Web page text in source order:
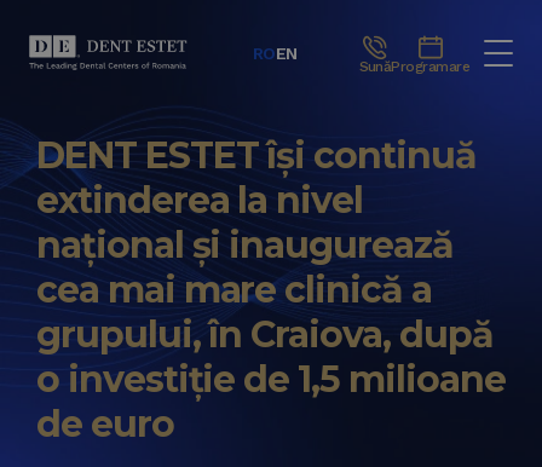
ROEN
SunăProgramare
DENT ESTET își continuă
extinderea la nivel
național și inaugurează
cea mai mare clinică a
grupului, în Craiova, după
o investiție de 1,5 milioane
de euro